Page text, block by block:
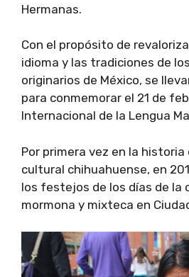
Hermanas.
Con el propósito de
idioma y las tradiciones de
originarios de México, se
para conmemorar el 21 de
Internacional de la Lengua
Por primera vez en la historia
cultural chihuahuense, en
los festejos de los días de la
mormona y mixteca en